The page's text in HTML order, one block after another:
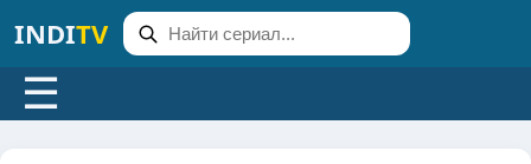
INDITV
☰